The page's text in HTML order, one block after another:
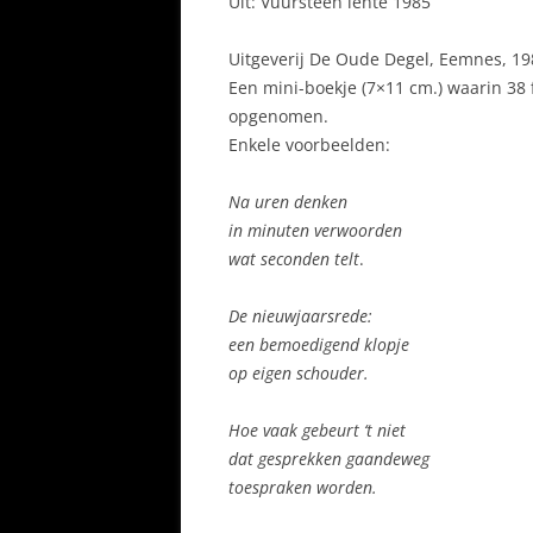
Uitgeverij De Oude Degel, Eemnes,
Een mini-boekje (7×11 cm.) waarin
opgenomen.
Enkele voorbeelden:
Na uren denken
in minuten verwoorden
wat seconden telt.
De nieuwjaarsrede:
een bemoedigend klopje
op eigen schouder.
Hoe vaak gebeurt ‘t niet
dat gesprekken gaandeweg
toespraken worden.